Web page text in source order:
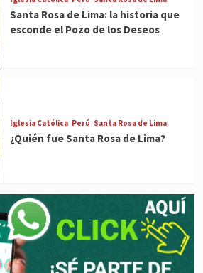
Santa Rosa de Lima: la historia que
esconde el Pozo de los Deseos
Iglesia Católica Perú Santa Rosa de Lima
¿Quién fue Santa Rosa de Lima?